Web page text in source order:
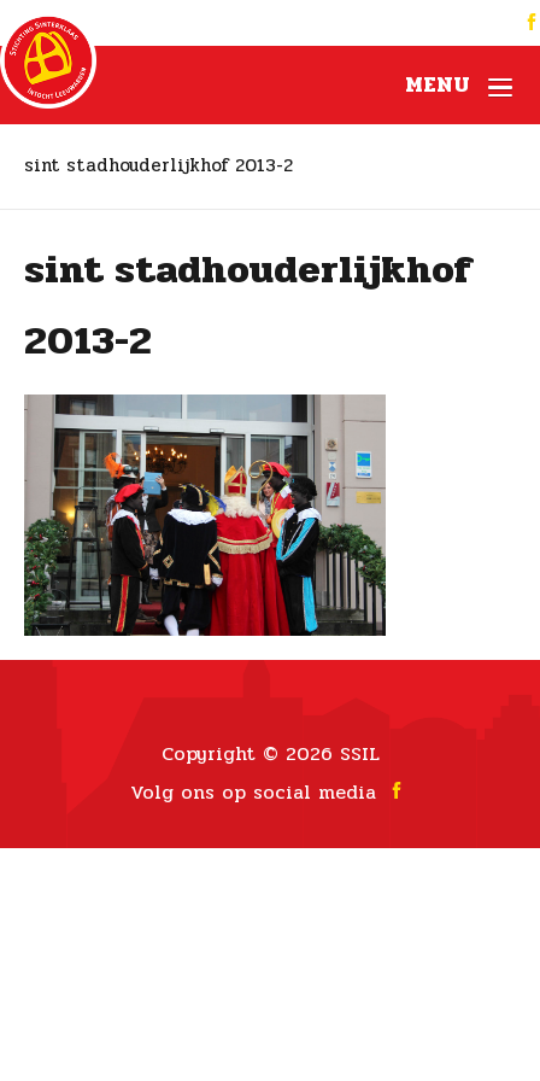
MENU
sint stadhouderlijkhof 2013-2
sint stadhouderlijkhof
2013-2
Copyright © 2026 SSIL
Volg ons op social media